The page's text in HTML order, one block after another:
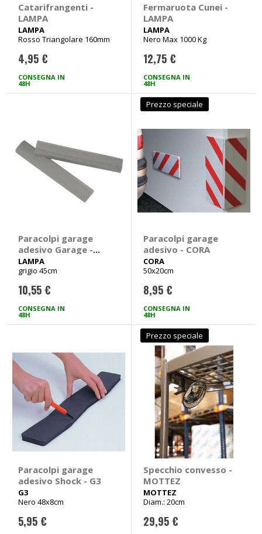
Catarifrangenti -
LAMPA
LAMPA
Rosso Triangolare 160mm
4,95 €
CONSEGNA IN
48H
Fermaruota Cunei -
LAMPA
LAMPA
Nero Max 1000 Kg
12,75 €
CONSEGNA IN
48H
Paracolpi garage
adesivo Garage -
LAMPA
LAMPA
grigio 45cm
10,55 €
CONSEGNA IN
48H
Prezzo speciale
Paracolpi garage
adesivo - CORA
CORA
50x20cm
8,95 €
CONSEGNA IN
48H
Paracolpi garage
adesivo Shock - G3
G3
Nero 48x8cm
5,95 €
Prezzo speciale
Specchio convesso -
MOTTEZ
MOTTEZ
Diam.: 20cm
29,95 €